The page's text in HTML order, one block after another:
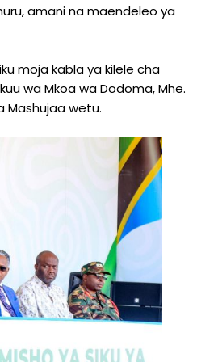
amani na maendeleo ya
moja kabla ya kilele cha
wa Mkoa wa Dodoma, Mhe.
Mashujaa wetu.